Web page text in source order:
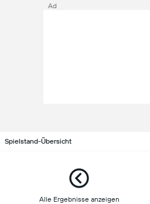
Ad
Spielstand-Übersicht
Alle Ergebnisse anzeigen